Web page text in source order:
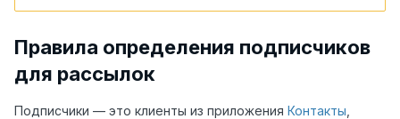
Правила определения подписчиков
для рассылок
Подписчики — это клиенты из приложения Контакты